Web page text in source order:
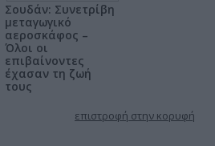
Σουδάν: Συνετρίβη
μεταγωγικό
αεροσκάφος –
Όλοι οι
επιβαίνοντες
έχασαν τη ζωή
τους
επιστροφή στην κορυφή